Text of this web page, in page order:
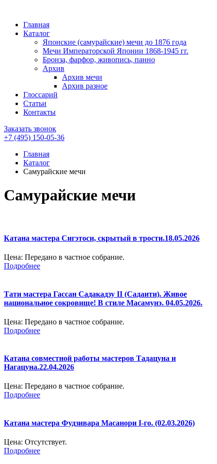
Главная
Каталог
Японские (самурайские) мечи до 1876 года
Мечи Императорской Японии 1868-1945 гг.
Бронза, фарфор, живопись, панно
Архив
Архив мечи
Архив разное
Глоссарий
Статьи
Контакты
Заказать звонок
+7 (495) 150-05-36
Главная
Каталог
Самурайские мечи
Самурайские мечи
Катана мастера Сигэтоси, скрытый в трости.18.05.2026
Цена: Передано в частное собрание.
Подробнее
Тати мастера Гассан Садакадзу II (Садаити). Живое
национальное сокровище! В стиле Масамунэ. 04.05.2026.
Цена: Передано в частное собрание.
Подробнее
Катана совместной работы мастеров Тадацуна и
Нагацуна.22.04.2026
Цена: Передано в частное собрание.
Подробнее
Катана мастера Фудзивара Масанори I-го. (02.03.2026)
Цена: Отсутствует.
Подробнее